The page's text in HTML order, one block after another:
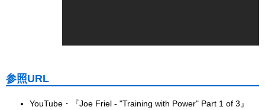
参照URL
YouTube・『Joe Friel - "Training with Power" Part 1 of 3』